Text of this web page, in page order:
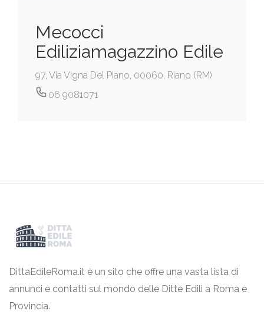
Mecocci
Ediliziamagazzino Edile
97, Via Vigna Del Piano, 00060, Riano (RM)
06 9081071
DittaEdileRoma.it è un sito che offre una vasta lista di
annunci e contatti sul mondo delle Ditte Edili a Roma e
Provincia.